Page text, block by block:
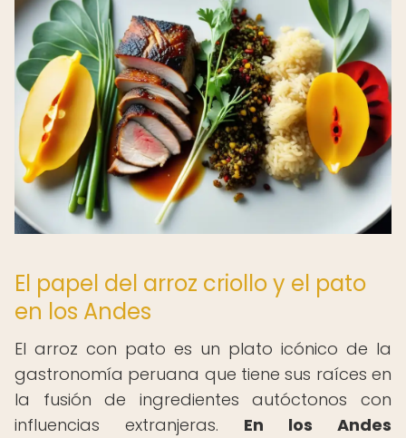
El papel del arroz criollo y el pato
en los Andes
El arroz con pato es un plato icónico de la
gastronomía peruana que tiene sus raíces en
la fusión de ingredientes autóctonos con
influencias extranjeras. En los Andes